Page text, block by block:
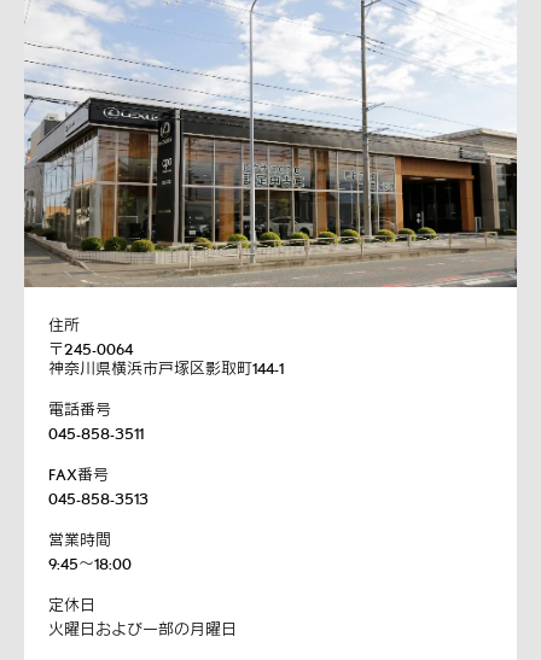
住所
〒245-0064
神奈川県横浜市戸塚区影取町144-1
電話番号
045-858-3511
FAX番号
045-858-3513
営業時間
9:45～18:00
定休日
火曜日および一部の月曜日